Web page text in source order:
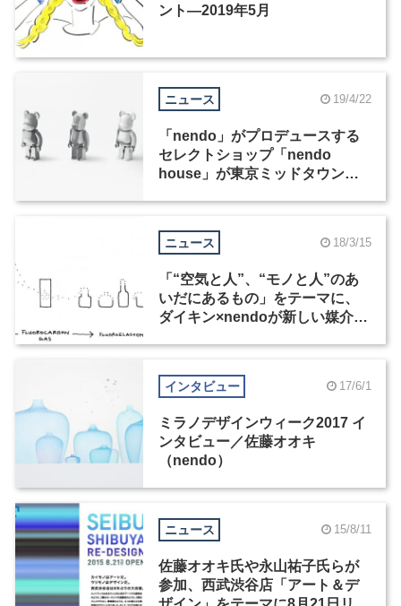
ント―2019年5月
ニュース 19/4/22
「nendo」がプロデュースする
セレクトショップ「nendo
house」が東京ミッドタウンに
ニュース 18/3/15
「“空気と人”、“モノと人”のあ
いだにあるもの」をテーマに、
ダイキン×nendoが新しい媒介と
インタビュー 17/6/1
ミラノデザインウィーク2017 イ
ンタビュー／佐藤オオキ
（nendo）
ニュース 15/8/11
佐藤オオキ氏や永山祐子氏らが
参加、西武渋谷店「アート＆デ